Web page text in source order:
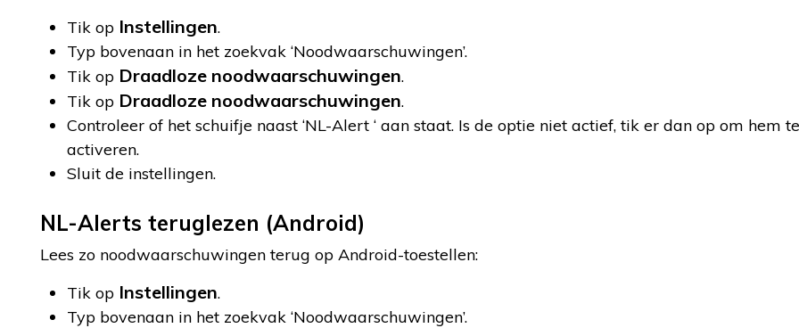
Tik op Instellingen.
Typ bovenaan in het zoekvak ‘Noodwaarschuwingen’.
Tik op Draadloze noodwaarschuwingen.
Tik op Draadloze noodwaarschuwingen.
Controleer of het schuifje naast ‘NL-Alert ‘ aan staat. Is de optie niet actief, tik er dan op om hem te
activeren.
Sluit de instellingen.
NL-Alerts teruglezen (Android)
Lees zo noodwaarschuwingen terug op Android-toestellen:
Tik op Instellingen.
Typ bovenaan in het zoekvak ‘Noodwaarschuwingen’.